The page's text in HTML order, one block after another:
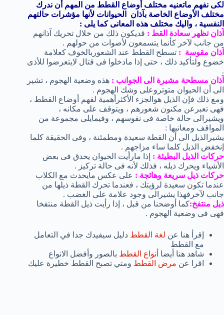
لكى نفهم ماتعنيه مختلف أوضاع القطط من المهم أن ندرك
مختلف الأوضاع الخاصة بآذان الحيوانات لأنها مؤشرات حالتهم
النفسية ، واليك مختلف هذه المعانى كما يلى :
آذان تظهر سعادة القط : قديكون ذلك من خلال تحريك آذانهم
من جانب لآخر كأنما يتسمعون لأصوات من حولهم .
آذان مقوسة : تسطح القطط عند الشعوربالخوف كعلامة
خضوع ولتأكيد ذلك ، حتى إذا مادخلوا فى قتال لايتعرضوا للأذى
.
آذان مسطحة مشيرة الى الجوانب : هذه وضعية الهجوم ، تشير
الى أن الحيوان متوتروعلى وشك الهجوم .
ومع ذلك فإن الذيل هوالجزء الأكثرأهمية لفهم أوضاع القطط ،
فهى تعبرعن مكنون شعورهم ، ويتوقف على مكانه ،
ويشيرالى حالة خاصة فى نفوسهم ، وفيمايلى مجموعة من
المواقف ومعانيها :
يشيرالذيل الى أن القطة سعيدة ومطمئنة ، وفى الحقيقة كلما
إنخفض الذيل كلما ساء مزاجهم .
حركات الذيل البطيئة : إذا مارأيت الحيوان يحدق فى بعض
الأشياء ويحرك ذيله ، فذلك لأنه فى حالة تركيز .
حركات ذيل سريعة وهائجة : على عكس مايحدث مع الكلاب
عندما تكون سعيدة لرؤيتك ، فعندما تحرك القطة ذيلها من
جانب لآخرفهذا يشيرالى وجود علامة على الغضب .
ذيل منتفخ:كما أوضحنا من قبل ، إذا رأيت ذيل القطة منتفخا
فهى فى وضعية الهجوم .
إقرأ هنا عن لغة القطط دليل سيفيدك جدا في التعامل
مع القطط
شاهد هنا أيضا أنواع القطط بالصور وأفضل الانواع
اقرا عن مرض القطط ومتي تصبح القطط خطيرة عليك